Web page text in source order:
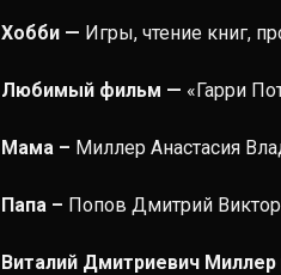
Хобби — Игры, чтение книг,
Любимый фильм — «Гарри
Мама – Миллер Анастасия
Папа – Попов Дмитрий
Виталий Дмитриевич Миллер